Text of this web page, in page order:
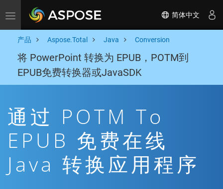
Toggle navigation 简体中文
产品 Aspose.Total Java Conversion
将 PowerPoint 转换为 EPUB，POTM到
EPUB免费转换器或JavaSDK
通过 POTM To
EPUB 免费在线
Java 转换应用程序